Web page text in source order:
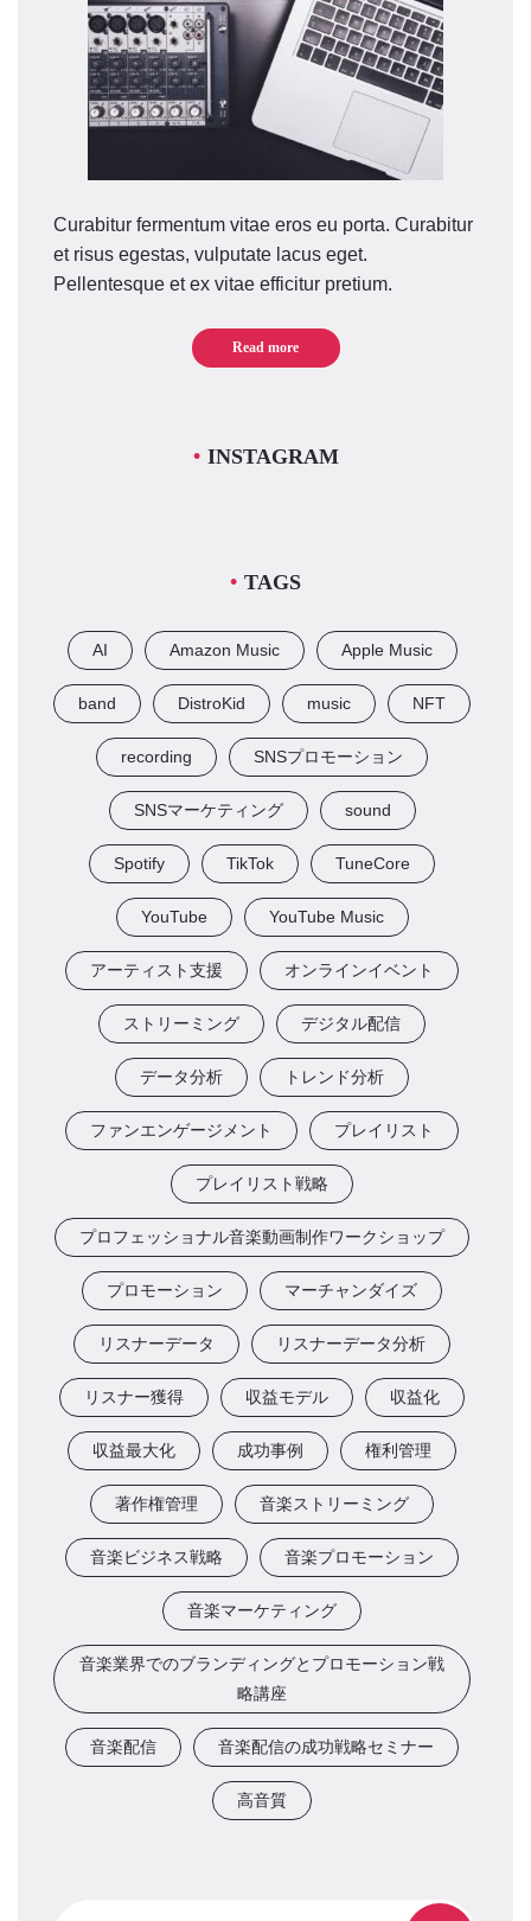
Curabitur fermentum vitae eros eu porta. Curabitur
et risus egestas, vulputate lacus eget.
Pellentesque et ex vitae efficitur pretium.
Read more
INSTAGRAM
TAGS
AI Amazon Music Apple Music
band DistroKid music NFT
recording SNSプロモーション
SNSマーケティング sound
Spotify TikTok TuneCore
YouTube YouTube Music
アーティスト支援 オンラインイベント
ストリーミング デジタル配信
データ分析 トレンド分析
ファンエンゲージメント プレイリスト
プレイリスト戦略
プロフェッショナル音楽動画制作ワークショップ
プロモーション マーチャンダイズ
リスナーデータ リスナーデータ分析
リスナー獲得 収益モデル 収益化
収益最大化 成功事例 権利管理
著作権管理 音楽ストリーミング
音楽ビジネス戦略 音楽プロモーション
音楽マーケティング
音楽業界でのブランディングとプロモーション戦
略講座
音楽配信 音楽配信の成功戦略セミナー
高音質